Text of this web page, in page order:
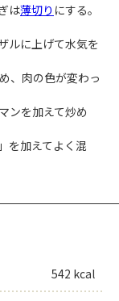
は薄切り にする。
ルに上げて水気を
、肉の色が変わっ
ンを加えて炒め
を加えてよく混
542 kcal